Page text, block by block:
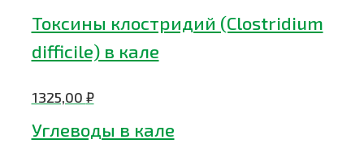
Токсины клостридий (Clostridium
difficile) в кале
1325,00 ₽
Углеводы в кале